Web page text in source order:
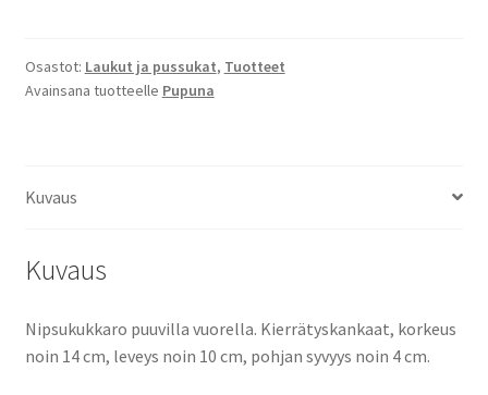
Osastot: Laukut ja pussukat, Tuotteet
Avainsana tuotteelle Pupuna
Kuvaus
Kuvaus
Nipsukukkaro puuvilla vuorella. Kierrätyskankaat, korkeus
noin 14 cm, leveys noin 10 cm, pohjan syvyys noin 4 cm.